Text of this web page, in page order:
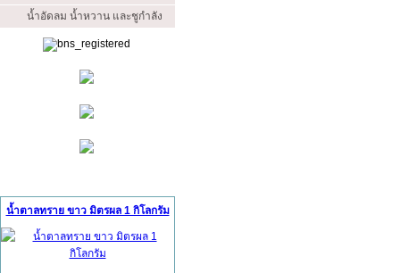
น้ำอัดลม น้ำหวาน และชูกำลัง
น้ำตาลทราย ขาว มิตรผล 1 กิโลกรัม